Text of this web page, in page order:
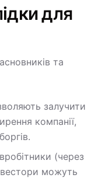
для
та
залучити
компанії,
(через
можуть